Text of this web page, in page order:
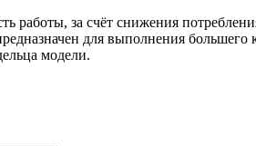
за счёт снижения
для выполнения
модели.